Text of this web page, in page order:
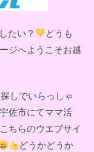
たい？
どうも
ジへようこそお越
しでいらっしゃ
宇佐市にてママ活
こちらのウエブサイ
どうかどうか